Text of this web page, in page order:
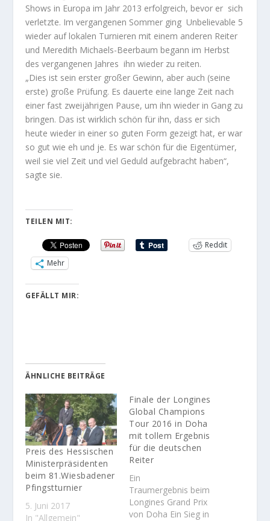
Shows in Europa im Jahr 2013 erfolgreich, bevor er sich
verletzte. Im vergangenen Sommer ging Unbelievable 5
wieder auf lokalen Turnieren mit einem anderen Reiter
und Meredith Michaels-Beerbaum begann im Herbst
des vergangenen Jahres ihn wieder zu reiten.
„Dies ist sein erster großer Gewinn, aber auch (seine
erste) große Prüfung. Es dauerte eine lange Zeit nach
einer fast zweijährigen Pause, um ihn wieder in Gang zu
bringen. Das ist wirklich schön für ihn, dass er sich
heute wieder in einer so guten Form gezeigt hat, er war
so gut wie eh und je. Es war schön für die Eigentümer,
weil sie viel Zeit und viel Geduld aufgebracht haben“,
sagte sie.
TEILEN MIT:
Reddit
Mehr
GEFÄLLT MIR:
ÄHNLICHE BEITRÄGE
Preis des Hessischen
Ministerpräsidenten
beim 81.Wiesbadener
Pfingstturnier
5. Juni 2017
In "Allgemein"
Finale der Longines
Global Champions
Tour 2016 in Doha
mit tollem Ergebnis
für die deutschen
Reiter
Ein
Traumergebnis beim
Longines Grand Prix
von Doha Ein Sieg in